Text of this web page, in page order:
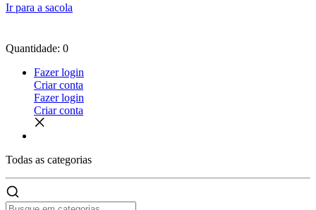
Ir para a sacola
Quantidade: 0
Fazer login
Criar conta
Fazer login
Criar conta
Todas as categorias